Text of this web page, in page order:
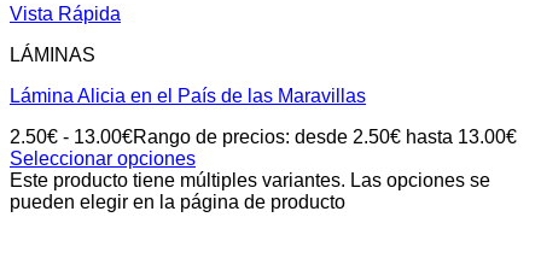
Vista Rápida
LÁMINAS
Lámina Alicia en el País de las Maravillas
2.50€ - 13.00€Rango de precios: desde 2.50€ hasta 13.00€
Seleccionar opciones
Este producto tiene múltiples variantes. Las opciones se
pueden elegir en la página de producto